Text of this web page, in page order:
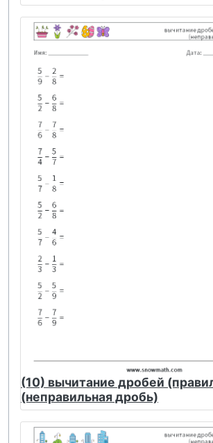
(10) вычитание дробей
(неправильная дробь)